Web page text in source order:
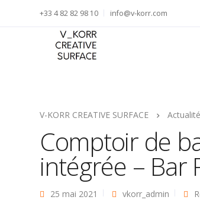
+33 4 82 82 98 10 info@v-korr.com
V-KORR CREATIVE SURFACE
Comptoir de
intégrée – Bar
25 mai 2021 vkorr_admin